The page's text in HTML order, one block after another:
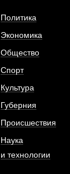
Политика
Экономика
Общество
Спорт
Культура
Губерния
Происшествия
Наука
и технологии